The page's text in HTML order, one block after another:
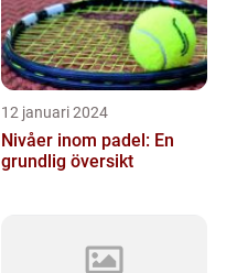
12 januari 2024
Nivåer inom padel: En
grundlig översikt